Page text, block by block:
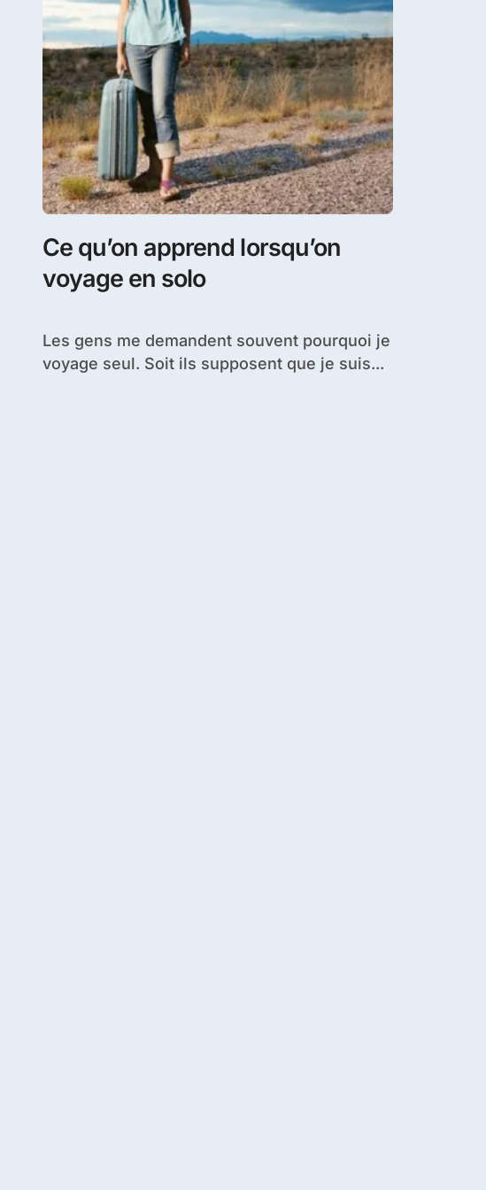
Ce qu’on apprend lorsqu’on
voyage en solo
Les gens me demandent souvent pourquoi je
voyage seul. Soit ils supposent que je suis...